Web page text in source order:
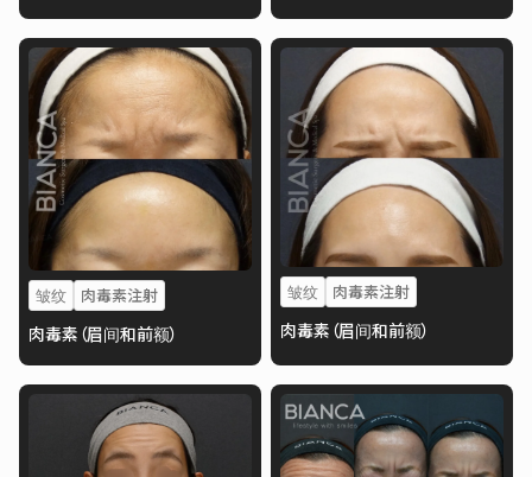
皱纹 肉毒素注射
肉毒素（眉间和前额）
皱纹 肉毒素注射
肉毒素（眉间和前额）